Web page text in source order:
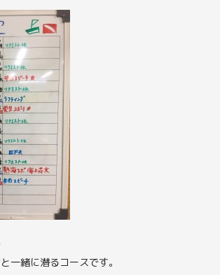
一緒に潜るコースです。